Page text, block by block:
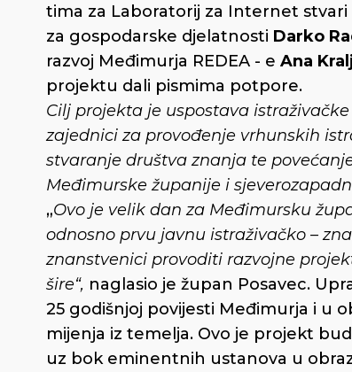
tima za Laboratorij za Internet
za gospodarske djelatnosti Darko
razvoj Međimurja REDEA - e Ana
projektu dali pismima potpore.
Cilj projekta je uspostava
zajednici za provođenje vrhunskih
stvaranje društva znanja te
Međimurske županije i
„Ovo je velik dan za Međimursku
odnosno prvu javnu istraživačko –
znanstvenici provoditi razvojne
šire“, naglasio je župan Posavec.
25 godišnjoj povijesti Međimurja i u
mijenja iz temelja. Ovo je projekt
uz bok eminentnih ustanova u